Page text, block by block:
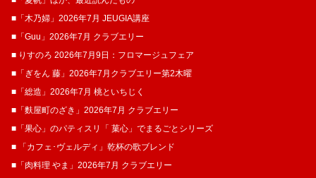
■「木乃婦」2026年7月 JEUGIA講座
■「Guu」2026年7月 クラブエリー
■ りすのろ 2026年7月9日：フロマージュフェア
■「ぎをん 藤」2026年7月クラブエリー第2木曜
■「総造」2026年7月 桃といちじく
■「麩屋町のざき」2026年7月 クラブエリー
■「果心」のパティスリ「 菓​心」でまるごとシリーズ
■ 「カフェ･ヴェルディ」乾杯の歌ブレンド
■「肉料理 やま」2026年7月 クラブエリー